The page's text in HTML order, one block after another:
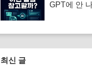
GPT에 안
최신 글